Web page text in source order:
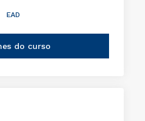
EAD
do curso